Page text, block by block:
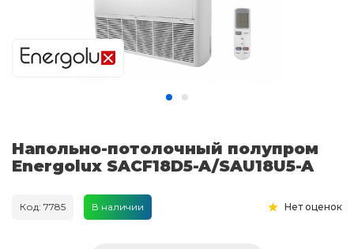
Напольно-потолочный полупром
Energolux SACF18D5-A/SAU18U5-A
Код: 7785 В наличии Нет оценок